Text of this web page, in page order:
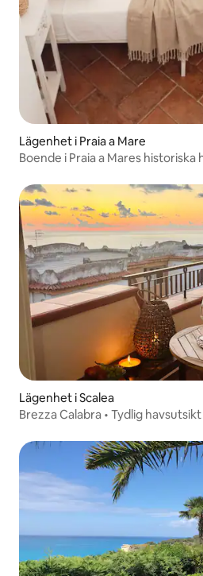
Lägenhet i Praia a Mare
Boende i Praia a Mares historiska
Lägenhet i Scalea
Brezza Calabra • Tydlig